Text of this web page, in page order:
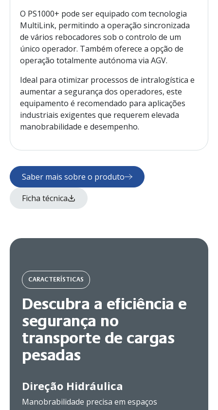
O PS1000+ pode ser equipado com tecnologia
MultiLink, permitindo a operação sincronizada
de vários rebocadores sob o controlo de um
único operador. Também oferece a opção de
operação totalmente autónoma via AGV.
Ideal para otimizar processos de intralogística e
aumentar a segurança dos operadores, este
equipamento é recomendado para aplicações
industriais exigentes que requerem elevada
manobrabilidade e desempenho.
Saber mais sobre o produto
Ficha técnica
CARACTERÍSTICAS
Descubra a eficiência e
segurança no
transporte de cargas
pesadas
Direção Hidráulica
Manobrabilidade precisa em espaços